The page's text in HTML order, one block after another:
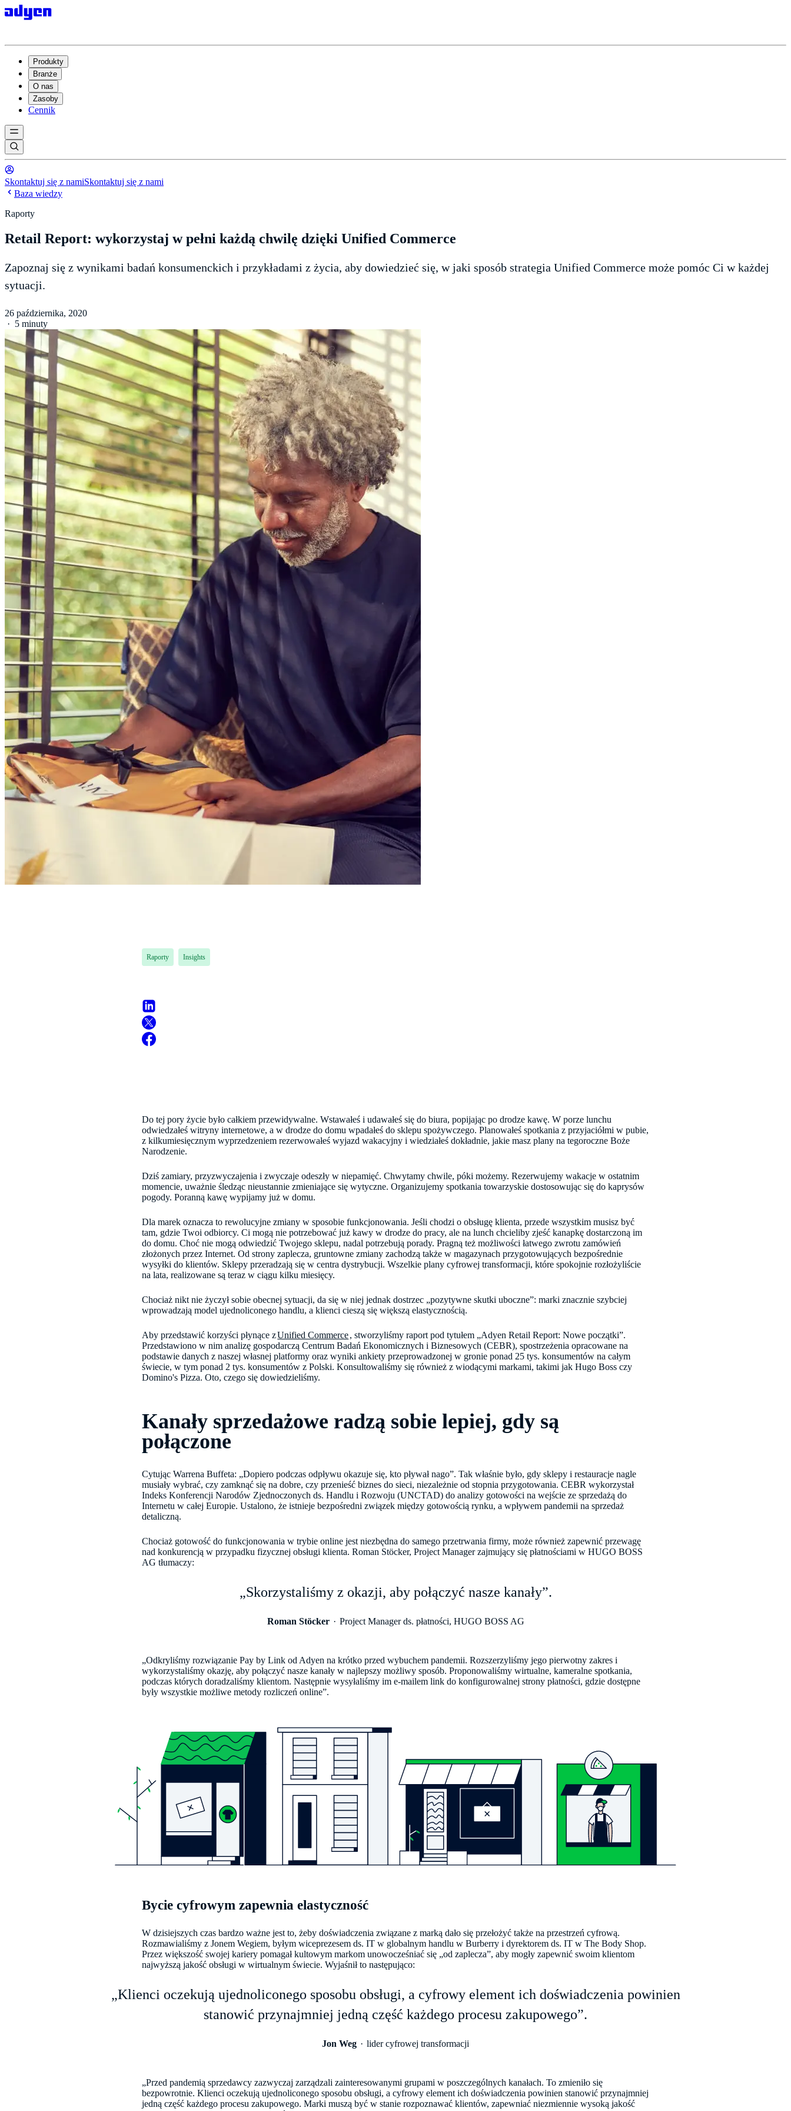
Produkty
Branże
O nas
Zasoby
Cennik
Skontaktuj się z namiSkontaktuj się z nami
Baza wiedzy
Raporty
Retail Report: wykorzystaj w pełni każdą chwilę dzięki Unified Commerce
Zapoznaj się z wynikami badań konsumenckich i przykładami z życia, aby dowiedzieć się, w jaki sposób strategia Unified Commerce może pomóc Ci w każdej
sytuacji.
26 października, 2020
· 5 minuty
Raporty Insights
Do tej pory życie było całkiem przewidywalne. Wstawałeś i udawałeś się do biura, popijając po drodze kawę. W porze lunchu
odwiedzałeś witryny internetowe, a w drodze do domu wpadałeś do sklepu spożywczego. Planowałeś spotkania z przyjaciółmi w pubie,
z kilkumiesięcznym wyprzedzeniem rezerwowałeś wyjazd wakacyjny i wiedziałeś dokładnie, jakie masz plany na tegoroczne Boże
Narodzenie.
Dziś zamiary, przyzwyczajenia i zwyczaje odeszły w niepamięć. Chwytamy chwile, póki możemy. Rezerwujemy wakacje w ostatnim
momencie, uważnie śledząc nieustannie zmieniające się wytyczne. Organizujemy spotkania towarzyskie dostosowując się do kaprysów
pogody. Poranną kawę wypijamy już w domu.
Dla marek oznacza to rewolucyjne zmiany w sposobie funkcjonowania. Jeśli chodzi o obsługę klienta, przede wszystkim musisz być
tam, gdzie Twoi odbiorcy. Ci mogą nie potrzebować już kawy w drodze do pracy, ale na lunch chcieliby zjeść kanapkę dostarczoną im
do domu. Choć nie mogą odwiedzić Twojego sklepu, nadal potrzebują porady. Pragną też możliwości łatwego zwrotu zamówień
złożonych przez Internet. Od strony zaplecza, gruntowne zmiany zachodzą także w magazynach przygotowujących bezpośrednie
wysyłki do klientów. Sklepy przeradzają się w centra dystrybucji. Wszelkie plany cyfrowej transformacji, które spokojnie rozłożyliście
na lata, realizowane są teraz w ciągu kilku miesięcy.
Chociaż nikt nie życzył sobie obecnej sytuacji, da się w niej jednak dostrzec „pozytywne skutki uboczne”: marki znacznie szybciej
wprowadzają model ujednoliconego handlu, a klienci cieszą się większą elastycznością.
Aby przedstawić korzyści płynące zUnified Commerce, stworzyliśmy raport pod tytułem „Adyen Retail Report: Nowe początki”.
Przedstawiono w nim analizę gospodarczą Centrum Badań Ekonomicznych i Biznesowych (CEBR), spostrzeżenia opracowane na
podstawie danych z naszej własnej platformy oraz wyniki ankiety przeprowadzonej w gronie ponad 25 tys. konsumentów na całym
świecie, w tym ponad 2 tys. konsumentów z Polski. Konsultowaliśmy się również z wiodącymi markami, takimi jak Hugo Boss czy
Domino's Pizza. Oto, czego się dowiedzieliśmy.
Kanały sprzedażowe radzą sobie lepiej, gdy są
połączone
Cytując Warrena Buffeta: „Dopiero podczas odpływu okazuje się, kto pływał nago”. Tak właśnie było, gdy sklepy i restauracje nagle
musiały wybrać, czy zamknąć się na dobre, czy przenieść biznes do sieci, niezależnie od stopnia przygotowania. CEBR wykorzystał
Indeks Konferencji Narodów Zjednoczonych ds. Handlu i Rozwoju (UNCTAD) do analizy gotowości na wejście ze sprzedażą do
Internetu w całej Europie. Ustalono, że istnieje bezpośredni związek między gotowością rynku, a wpływem pandemii na sprzedaż
detaliczną.
Chociaż gotowość do funkcjonowania w trybie online jest niezbędna do samego przetrwania firmy, może również zapewnić przewagę
nad konkurencją w przypadku fizycznej obsługi klienta. Roman Stöcker, Project Manager zajmujący się płatnościami w HUGO BOSS
AG tłumaczy:
„Skorzystaliśmy z okazji, aby połączyć nasze kanały”.
Roman Stöcker Project Manager ds. płatności, HUGO BOSS AG
„Odkryliśmy rozwiązanie Pay by Link od Adyen na krótko przed wybuchem pandemii. Rozszerzyliśmy jego pierwotny zakres i
wykorzystaliśmy okazję, aby połączyć nasze kanały w najlepszy możliwy sposób. Proponowaliśmy wirtualne, kameralne spotkania,
podczas których doradzaliśmy klientom. Następnie wysyłaliśmy im e-mailem link do konfigurowalnej strony płatności, gdzie dostępne
były wszystkie możliwe metody rozliczeń online”.
Bycie cyfrowym zapewnia elastyczność
W dzisiejszych czas bardzo ważne jest to, żeby doświadczenia związane z marką dało się przełożyć także na przestrzeń cyfrową.
Rozmawialiśmy z Jonem Wegiem, byłym wiceprezesem ds. IT w globalnym handlu w Burberry i dyrektorem ds. IT w The Body Shop.
Przez większość swojej kariery pomagał kultowym markom unowocześniać się „od zaplecza”, aby mogły zapewnić swoim klientom
najwyższą jakość obsługi w wirtualnym świecie. Wyjaśnił to następująco:
„Klienci oczekują ujednoliconego sposobu obsługi, a cyfrowy element ich doświadczenia powinien
stanowić przynajmniej jedną część każdego procesu zakupowego”.
Jon Weg lider cyfrowej transformacji
„Przed pandemią sprzedawcy zazwyczaj zarządzali zainteresowanymi grupami w poszczególnych kanałach. To zmieniło się
bezpowrotnie. Klienci oczekują ujednoliconego sposobu obsługi, a cyfrowy element ich doświadczenia powinien stanowić przynajmniej
jedną część każdego procesu zakupowego. Marki muszą być w stanie rozpoznawać klientów, zapewniać niezmiennie wysoką jakość